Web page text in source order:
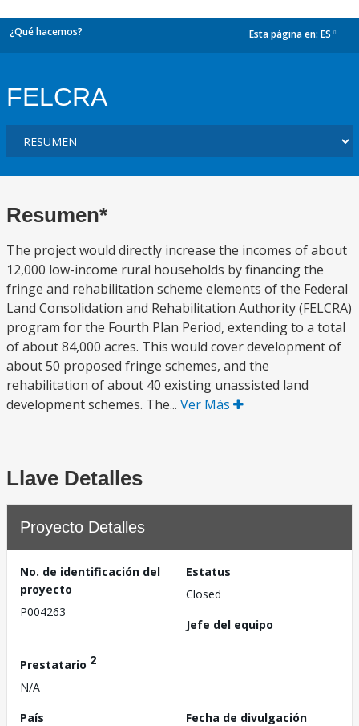
¿Qué hacemos? Esta página en: ES
FELCRA
Resumen*
The project would directly increase the incomes of about
12,000 low-income rural households by financing the
fringe and rehabilitation scheme elements of the Federal
Land Consolidation and Rehabilitation Authority (FELCRA)
program for the Fourth Plan Period, extending to a total
of about 84,000 acres. This would cover development of
about 50 proposed fringe schemes, and the
rehabilitation of about 40 existing unassisted land
development schemes. The... Ver Más
Llave Detalles
Proyecto Detalles
No. de identificación del
proyecto
P004263
Estatus
Closed
Jefe del equipo
Prestatario 2
N/A
País
Fecha de divulgación